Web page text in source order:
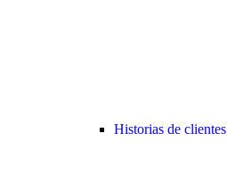
Historias de clientes